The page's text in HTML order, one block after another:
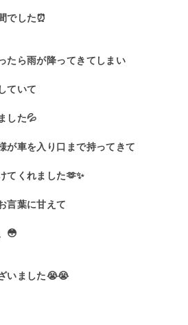
でした⏰
たら雨が降ってきてしまい
ていて
した💦
が車を入り口まで持ってきて
てくれました🫶✨
言葉に甘えて
😳
いました😭😭